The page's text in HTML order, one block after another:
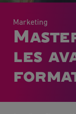
Marketing
les